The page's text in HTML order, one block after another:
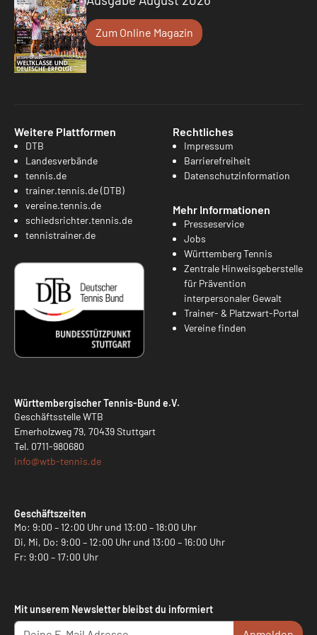
Zum Online Magazin
Weitere Plattformen
DTB
Landesverbände
tennis.de
trainer.tennis.de (DTB)
vereine.tennis.de
schiedsrichter.tennis.de
tennistrainer.de
Rechtliches
Impressum
Barrierefreiheit
Datenschutzinformation
Mehr Informationen
Presseservice
Jobs
Württemberg Tennis
Zentrale Hinweisgeberstelle
für Prävention
interpersonaler Gewalt
Trainer- & Platzwart-Portal
Vereine finden
Württembergischer Tennis-Bund e.V.
Geschäftsstelle WTB
Emerholzweg 79, 70439 Stuttgart
Tel. 0711-980680
info@wtb-tennis.de
Geschäftszeiten
Mo: 9:00 – 12:00 Uhr und 13:00 – 18:00 Uhr
Di, Mi, Do: 9:00 – 12:00 Uhr und 13:00 – 16:00 Uhr
Fr: 9:00 – 17:00 Uhr
Mit unserem Newsletter bleibst du informiert